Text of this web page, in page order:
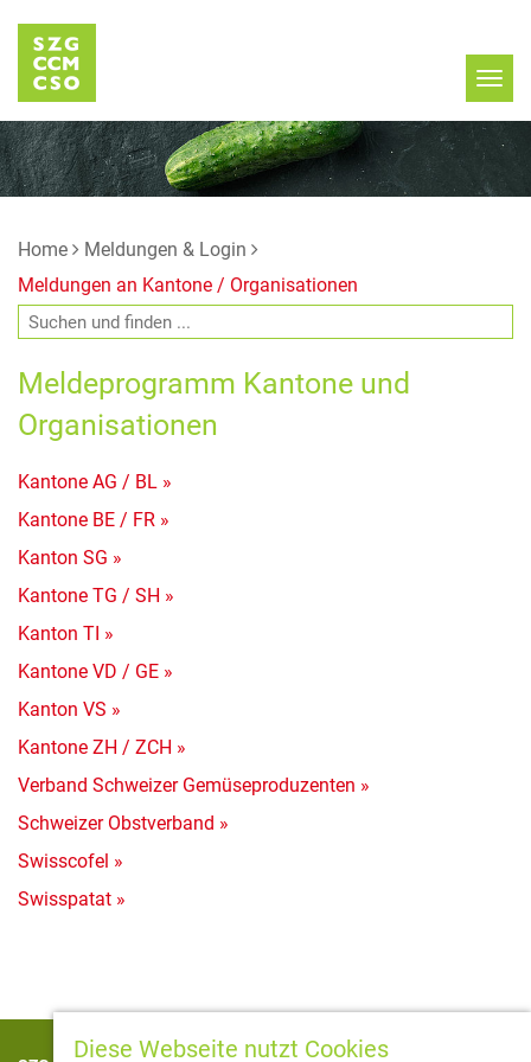
Diese Webseite nutzt Cookies
Home
Meldungen & Login
Meldungen an Kantone / Organisationen
Meldeprogramm Kantone und
Organisationen
Kantone AG / BL »
Kantone BE / FR »
Kanton SG »
Kantone TG / SH »
Kanton TI »
Kantone VD / GE »
Kanton VS »
Kantone ZH / ZCH »
Verband Schweizer Gemüseproduzenten »
Schweizer Obstverband »
Swisscofel »
Swisspatat »